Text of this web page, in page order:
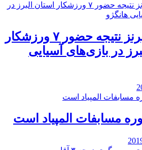
۲ مدال برنز نتیجه حضور ۷ ورزشکار
در بازی‌های آسیایی
مسابفات المپیاد است